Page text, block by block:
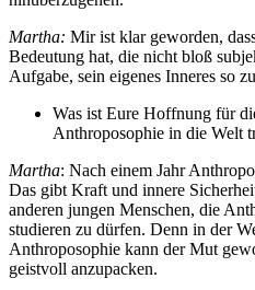
Martha: Mir ist klar geworden,
Bedeutung hat, die nicht bloß
Aufgabe, sein eigenes Inneres so
Was ist Eure Hoffnung für
Anthroposophie in die Welt
Martha: Nach einem Jahr
Das gibt Kraft und innere
anderen jungen Menschen, die
studieren zu dürfen. Denn in der
Anthroposophie kann der Mut
geistvoll anzupacken.